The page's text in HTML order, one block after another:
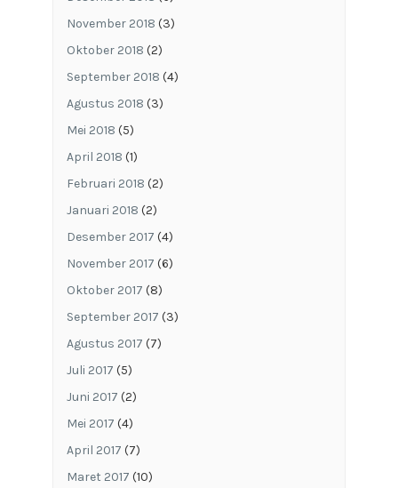
November 2018 (3)
Oktober 2018 (2)
September 2018 (4)
Agustus 2018 (3)
Mei 2018 (5)
April 2018 (1)
Februari 2018 (2)
Januari 2018 (2)
Desember 2017 (4)
November 2017 (6)
Oktober 2017 (8)
September 2017 (3)
Agustus 2017 (7)
Juli 2017 (5)
Juni 2017 (2)
Mei 2017 (4)
April 2017 (7)
Maret 2017 (10)